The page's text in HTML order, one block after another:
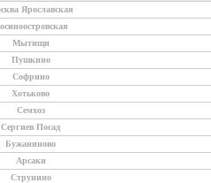
Ярославская
Мытищи
Пушкино
Софрино
Хотьково
Семхоз
Сергиев Посад
Бужаниново
Арсаки
Струнино